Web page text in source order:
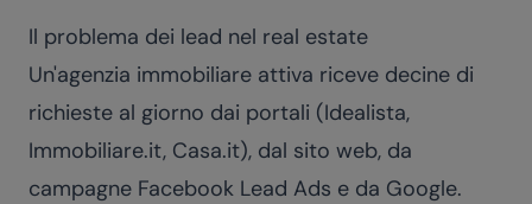
Il problema dei lead nel real estate
Un'agenzia immobiliare attiva riceve decine di
richieste al giorno dai portali (Idealista,
Immobiliare.it, Casa.it), dal sito web, da
campagne Facebook Lead Ads e da Google.